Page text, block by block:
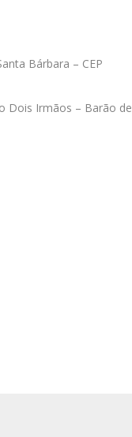
Bárbara – CEP
Dois Irmãos – Barão de